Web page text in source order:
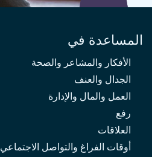
المساعدة في
الأفكار والمشاعر والصحة
الجدال والعنف
العمل والمال والإدارة
رفع
العلاقات
أوقات الفراغ والتواصل الاجتماعي